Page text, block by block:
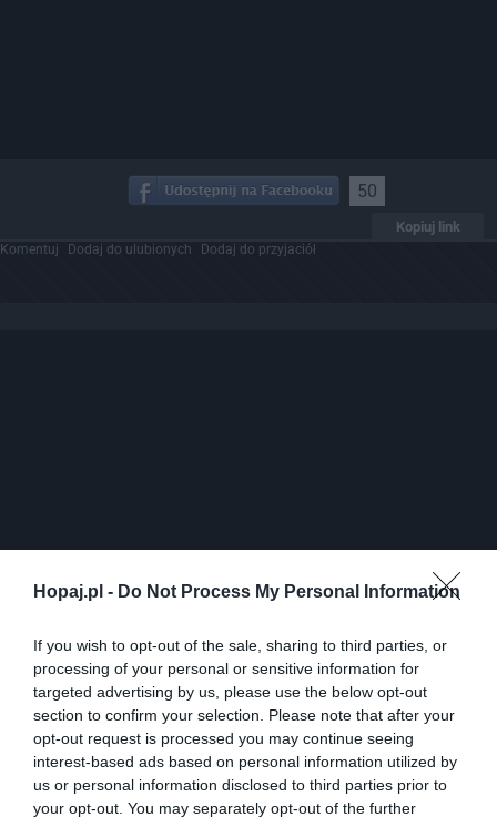
Hopaj.pl - Do Not Process My Personal Information
If you wish to opt-out of the sale, sharing to third parties, or
processing of your personal or sensitive information for
targeted advertising by us, please use the below opt-out
section to confirm your selection. Please note that after your
opt-out request is processed you may continue seeing
interest-based ads based on personal information utilized by
us or personal information disclosed to third parties prior to
your opt-out. You may separately opt-out of the further
50
Kopiuj link
Komentuj Dodaj do ulubionych Dodaj do przyjaciół
0
Kopiuj link
Dodaj do ulubionych Dodaj do przyjaciół
Wielki połyk !!!